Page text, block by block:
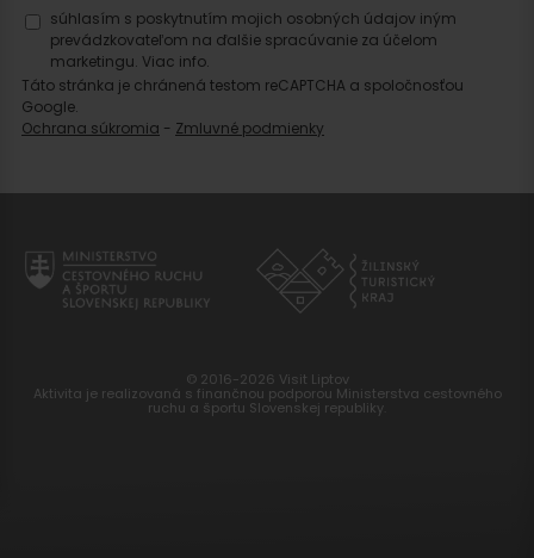
súhlasím s poskytnutím mojich osobných údajov iným
prevádzkovateľom na ďalšie spracúvanie za účelom
marketingu. Viac info.
Táto stránka je chránená testom reCAPTCHA a spoločnosťou
Google.
Ochrana súkromia - Zmluvné podmienky
© 2016-2026 Visit Liptov
Aktivita je realizovaná s finančnou podporou Ministerstva cestovného
ruchu a športu Slovenskej republiky.